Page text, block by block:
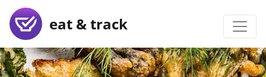
eat & track